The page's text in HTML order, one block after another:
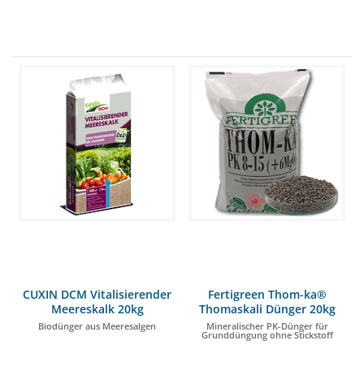
CUXIN DCM Vitalisierender
Meereskalk 20kg
Biodünger aus Meeresalgen
Fertigreen Thom-ka®
Thomaskali Dünger 20kg
Mineralischer PK-Dünger für
Grunddüngung ohne Stickstoff